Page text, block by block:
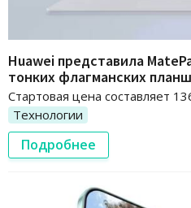
Huawei представила
тонких флагманских
Стартовая цена составляет
Технологии
Подробнее